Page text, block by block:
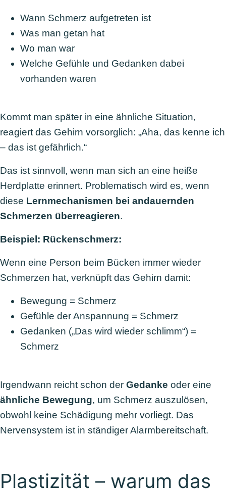
Wann Schmerz aufgetreten ist
Was man getan hat
Wo man war
Welche Gefühle und Gedanken dabei
vorhanden waren
Kommt man später in eine ähnliche Situation,
reagiert das Gehirn vorsorglich: „Aha, das kenne ich
– das ist gefährlich.“
Das ist sinnvoll, wenn man sich an eine heiße
Herdplatte erinnert. Problematisch wird es, wenn
diese Lernmechanismen bei andauernden
Schmerzen überreagieren.
Beispiel: Rückenschmerz:
Wenn eine Person beim Bücken immer wieder
Schmerzen hat, verknüpft das Gehirn damit:
Bewegung = Schmerz
Gefühle der Anspannung = Schmerz
Gedanken („Das wird wieder schlimm“) =
Schmerz
Irgendwann reicht schon der Gedanke oder eine
ähnliche Bewegung, um Schmerz auszulösen,
obwohl keine Schädigung mehr vorliegt. Das
Nervensystem ist in ständiger Alarmbereitschaft.
Plastizität – warum das